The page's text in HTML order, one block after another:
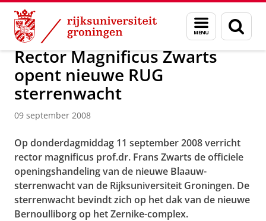
Skip
Content
Skip
Navigation
Menu
en
zoeken
Onderzoek Kapteyn Instituut Agenda en Nieuws
Rector Magnificus Zwarts
opent nieuwe RUG
sterrenwacht
09 september 2008
Op donderdagmiddag 11 september 2008 verricht
rector magnificus prof.dr. Frans Zwarts de officiele
openingshandeling van de nieuwe Blaauw-
sterrenwacht van de Rijksuniversiteit Groningen. De
sterrenwacht bevindt zich op het dak van de nieuwe
Bernoulliborg op het Zernike-complex.